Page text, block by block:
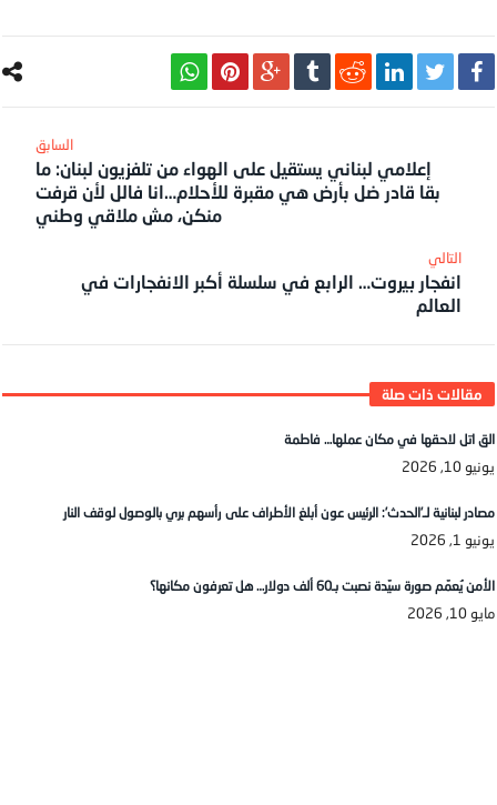
إعلامي لبناني يستقيل على الهواء من تلفزيون لبنان: ما
بقا قادر ضل بأرض هي مقبرة للأحلام…انا فالل لأن قرفت
منكن، مش ملاقي وطني
‎التالي
انفجار بيروت… الرابع في سلسلة أكبر الانفجارات في
العالم
الق اتل لاحقها في مكان عملها… فاطمة
يونيو 10, 2026
مصادر لبنانية لـ’الحدث’: الرئيس عون أبلغ الأطراف على رأسهم بري بالوصول لوقف النار
يونيو 1, 2026
الأمن يُعمّم صورة سيّدة نصبت بـ60 ألف دولار… هل تعرفون مكانها؟
مايو 10, 2026